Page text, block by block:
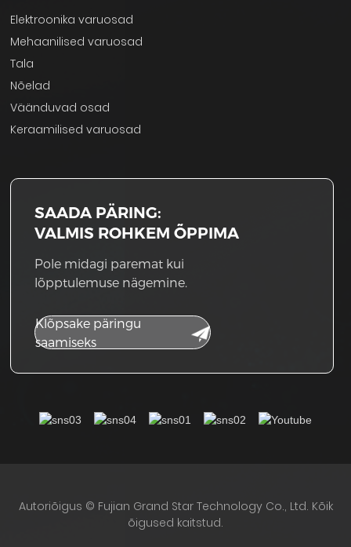
Elektroonika varuosad
Mehaanilised varuosad
Tala
Nõelad
Väänduvad osad
Keraamilised varuosad
SAADA PÄRING:
VALMIS ROHKEM ÕPPIMA
Pole midagi paremat kui
lõpptulemuse nägemine.
Klõpsake päringu
saamiseks
Autoriõigus © Fujian Grand Star Technology Co., Ltd. Kõik
õigused kaitstud.